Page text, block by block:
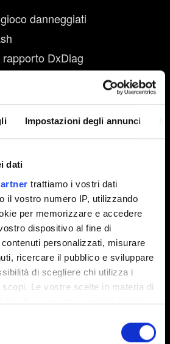
Impostazioni degli annunci
dati
trattiamo i vostri dati
il vostro numero IP, utilizzando
per memorizzare e accedere
dispositivo al fine di
personalizzati, misurare
ricercare il pubblico e sviluppare
di scegliere chi utilizza i
Le vostre scelte in materia di
solo su questa proprietà digitale
il proprio consenso in qualsiasi
danneggiati
DxDiag
Steam non si è sbloccato
non mi è stato assegnato
soddisfatto i requisiti